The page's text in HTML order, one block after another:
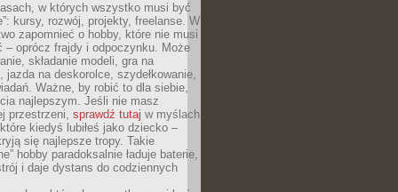
w których wszystko musi być
kursy, rozwój, projekty, freelanse. W
zapomnieć o hobby, które nie musi
– oprócz frajdy i odpoczynku. Może
składanie modeli, gra na
jazda na deskorolce, szydełkowanie,
Ważne, by robić to dla siebie,
najlepszym. Jeśli nie masz
przestrzeni, sprawdź tutaj w myślach
kiedyś lubiłeś jako dziecko –
się najlepsze tropy. Takie
hobby paradoksalnie ładuje baterie,
i daje dystans do codziennych